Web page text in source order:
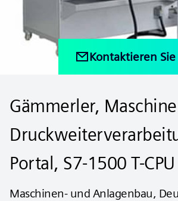
Kontaktieren
Gämmerler,
Portal, S7-1500 T-CPU
Maschinen- und Anlagenbau,